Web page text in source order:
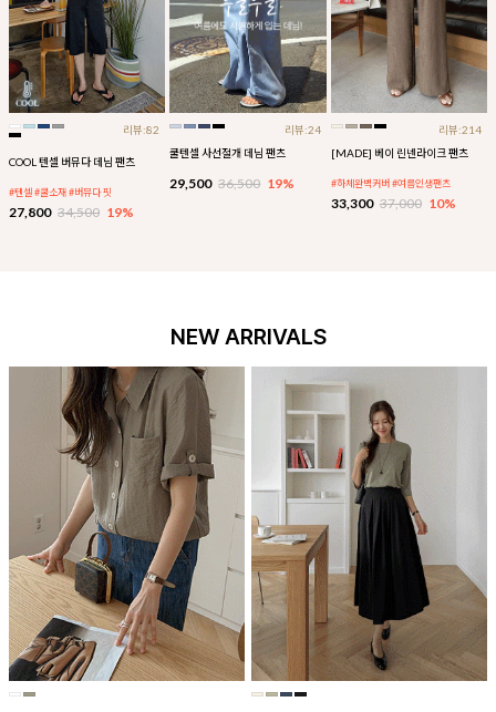
리뷰:82
COOL 텐셀 버뮤다 데님 팬츠
#텐셀 #쿨소재 #버뮤다 핏
27,800 34,500 19%
리뷰:24
쿨텐셀 사선절개 데님 팬츠
29,500 36,500 19%
리뷰:214
[MADE] 베이 린넨라이크 팬츠
#하체완벽커버 #여름인생팬츠
33,300 37,000 10%
NEW ARRIVALS